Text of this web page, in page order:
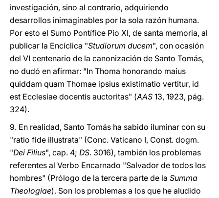
investigación, sino al contrario, adquiriendo
desarrollos inimaginables por la sola razón humana.
Por esto el Sumo Pontífice Pío XI, de santa memoria, al
publicar la Encíclica "Studiorum ducem", con ocasión
del VI centenario de la canonización de Santo Tomás,
no dudó en afirmar: "In Thoma honorando maius
quiddam quam Thomae ipsius existimatio vertitur, id
est Ecclesiae docentis auctoritas" (AAS 13, 1923, pág.
324).
9. En realidad, Santo Tomás ha sabido iluminar con su
"ratio fide illustrata" (Conc. Vaticano I, Const. dogm.
"Dei Filius", cap. 4; DS. 3016), también los problemas
referentes al Verbo Encarnado "Salvador de todos los
hombres" (Prólogo de la tercera parte de la Summa
Theologiae). Son los problemas a los que he aludido